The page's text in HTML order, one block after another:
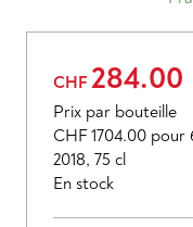
CHF 284.00
Prix par bouteille
CHF 1704.00 pour
2018, 75 cl
En stock